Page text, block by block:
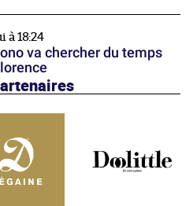
à 18:24
va chercher du temps